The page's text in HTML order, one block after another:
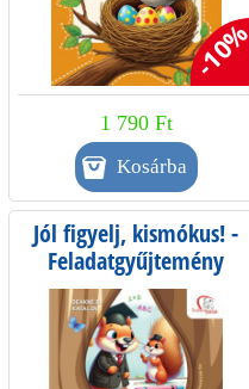
-10%
1 790 Ft
Jól figyelj, kismókus! -
Feladatgyűjtemény
ovisoknak